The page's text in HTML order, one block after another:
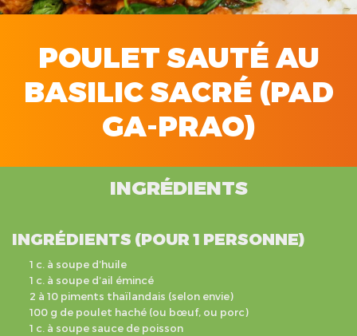
POULET SAUTÉ AU
BASILIC SACRÉ (PAD
GA-PRAO)
INGRÉDIENTS
INGRÉDIENTS (POUR 1 PERSONNE)
1 c. à soupe d’huile
1 c. à soupe d’ail émincé
2 à 10 piments thaïlandais (selon envie)
100 g de poulet haché (ou bœuf, ou porc)
1 c. à soupe sauce de poisson